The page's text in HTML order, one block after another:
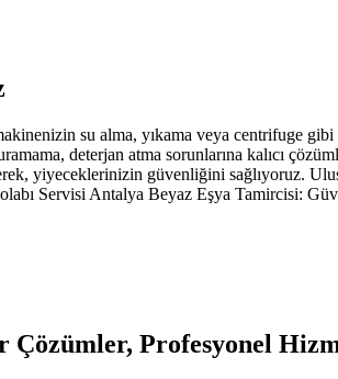
su alma, yıkama veya centrifuge
deterjan atma sorunlarına kalıcı
yiyeceklerinizin güvenliğini sağlıyoruz.
Servisi Antalya Beyaz Eşya Tamircisi:
Çözümler, Profesyonel